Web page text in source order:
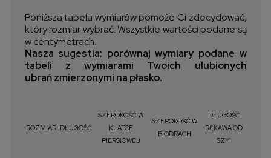
Poniższa tabela wymiarów pomoże Ci zdecydować,
który rozmiar wybrać. Wszystkie wartości podane są
w centymetrach.
Nasza sugestia: porównaj wymiary podane w
tabeli z wymiarami Twoich ulubionych
ubrań zmierzonymi na płasko.
ROZMIAR DŁUGOŚĆ
SZEROKOŚĆ W
KLATCE
PIERSIOWEJ
SZEROKOŚĆ W
BIODRACH
DŁUGOŚĆ
RĘKAWA OD
SZYI